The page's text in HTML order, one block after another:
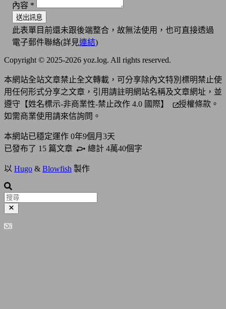
內容 *
送出訊息
此表單目前還未跟後端整合，故無法使用，也可直接透過
電子郵件聯絡(詳見連結)
Copyright © 2025-2026 yoz.log. All rights reserved.
本網站全站文章禁止全文轉載，可分享除內文特別標明禁止使
用任何形式分享之文章，引用請註明網站名稱及文章網址，並
遵守 【姓名標示-非商業性-禁止改作 4.0 國際】
授權條款。
如需商業使用請來信詢問。
本網站已穩定運作 0年9個月3天
已發布了 15 篇文章 • 總計 4萬40個字
以 Hugo & Blowfish 製作